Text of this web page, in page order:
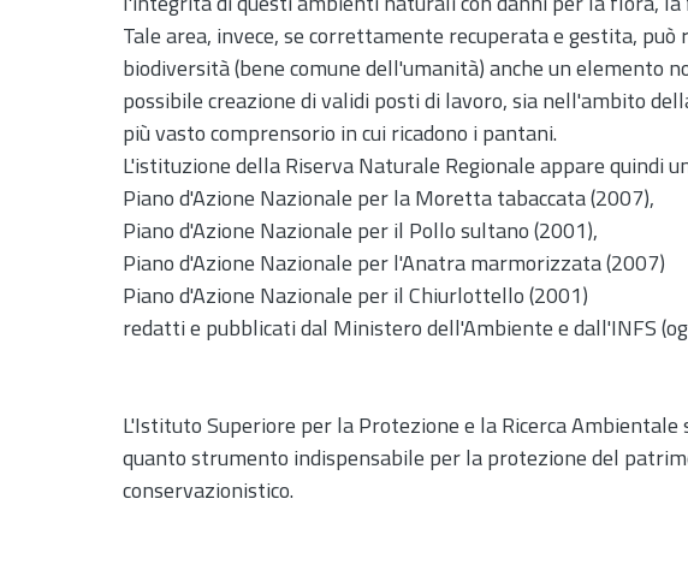
Tale area, invece, se correttamente recuperata e gestita,
biodiversità (bene comune dell'umanità) anche un elemento
possibile creazione di validi posti di lavoro, sia nell'ambito
più vasto comprensorio in cui ricadono i pantani.
L'istituzione della Riserva Naturale Regionale appare quindi
Piano d'Azione Nazionale per la Moretta tabaccata (2007),
Piano d'Azione Nazionale per il Pollo sultano (2001),
Piano d'Azione Nazionale per l'Anatra marmorizzata (2007)
Piano d'Azione Nazionale per il Chiurlottello (2001)
redatti e pubblicati dal Ministero dell'Ambiente e dall'INFS
L'Istituto Superiore per la Protezione e la Ricerca
quanto strumento indispensabile per la protezione del
conservazionistico.